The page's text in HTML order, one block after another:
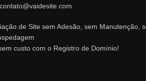
contato@vaidesite.com
de Site sem Adesão, sem Manutenção,
custo com o Registro de Domínio!